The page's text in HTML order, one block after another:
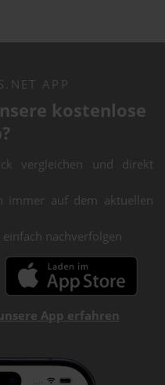
APP
kostenlose
vergleichen und direkt
immer auf dem aktuellen
nachverfolgen
App erfahren